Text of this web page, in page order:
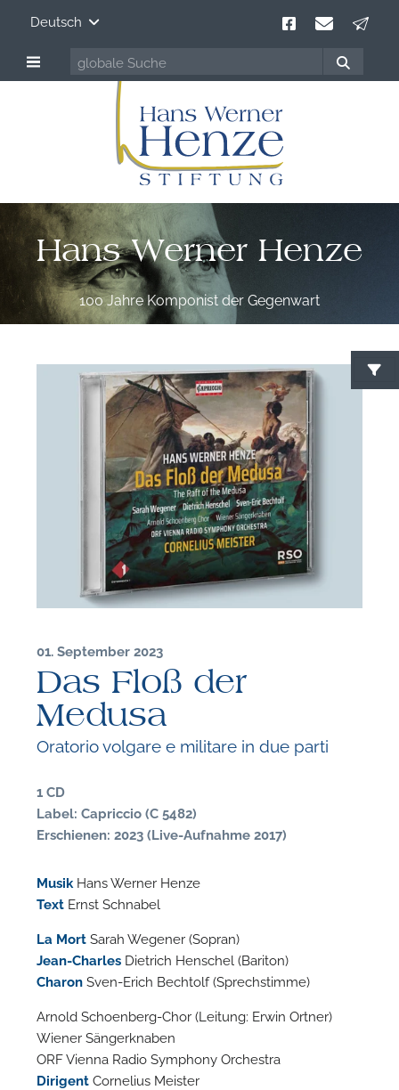
Deutsch
Hans Werner Henze
100 Jahre Komponist der Gegenwart
01. September 2023
Das Floß der
Medusa
Oratorio volgare e militare in due parti
1 CD
Label: Capriccio (C 5482)
Erschienen: 2023 (Live-Aufnahme 2017)
Musik Hans Werner Henze
Text Ernst Schnabel
La Mort Sarah Wegener (Sopran)
Jean-Charles Dietrich Henschel (Bariton)
Charon Sven-Erich Bechtolf (Sprechstimme)
Arnold Schoenberg-Chor (Leitung: Erwin Ortner)
Wiener Sängerknaben
ORF Vienna Radio Symphony Orchestra
Dirigent Cornelius Meister